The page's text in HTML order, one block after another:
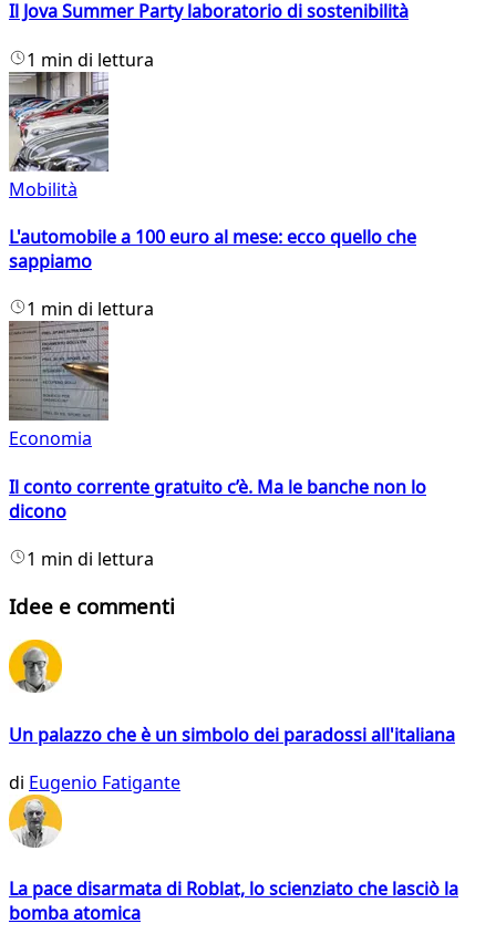
Il Jova Summer Party laboratorio di sostenibilità
1 min di lettura
Mobilità
L'automobile a 100 euro al mese: ecco quello che
sappiamo
1 min di lettura
Economia
Il conto corrente gratuito c’è. Ma le banche non lo
dicono
1 min di lettura
Idee e commenti
Un palazzo che è un simbolo dei paradossi all'italiana
di Eugenio Fatigante
La pace disarmata di Roblat, lo scienziato che lasciò la
bomba atomica